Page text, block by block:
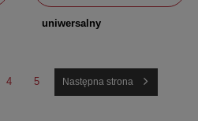
uniwersalny
4 5 Następna strona